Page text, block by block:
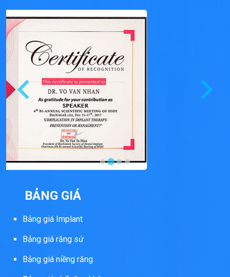
BẢNG GIÁ
Bảng giá Implant
Bảng giá răng sứ
Bảng giá niềng răng